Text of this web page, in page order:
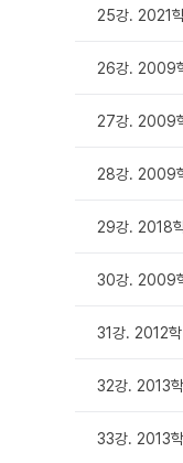
25강. 2021
26강. 2009
27강. 2009
28강. 2009
29강. 2018
30강. 2009
31강. 2012
32강. 2013
33강. 2013